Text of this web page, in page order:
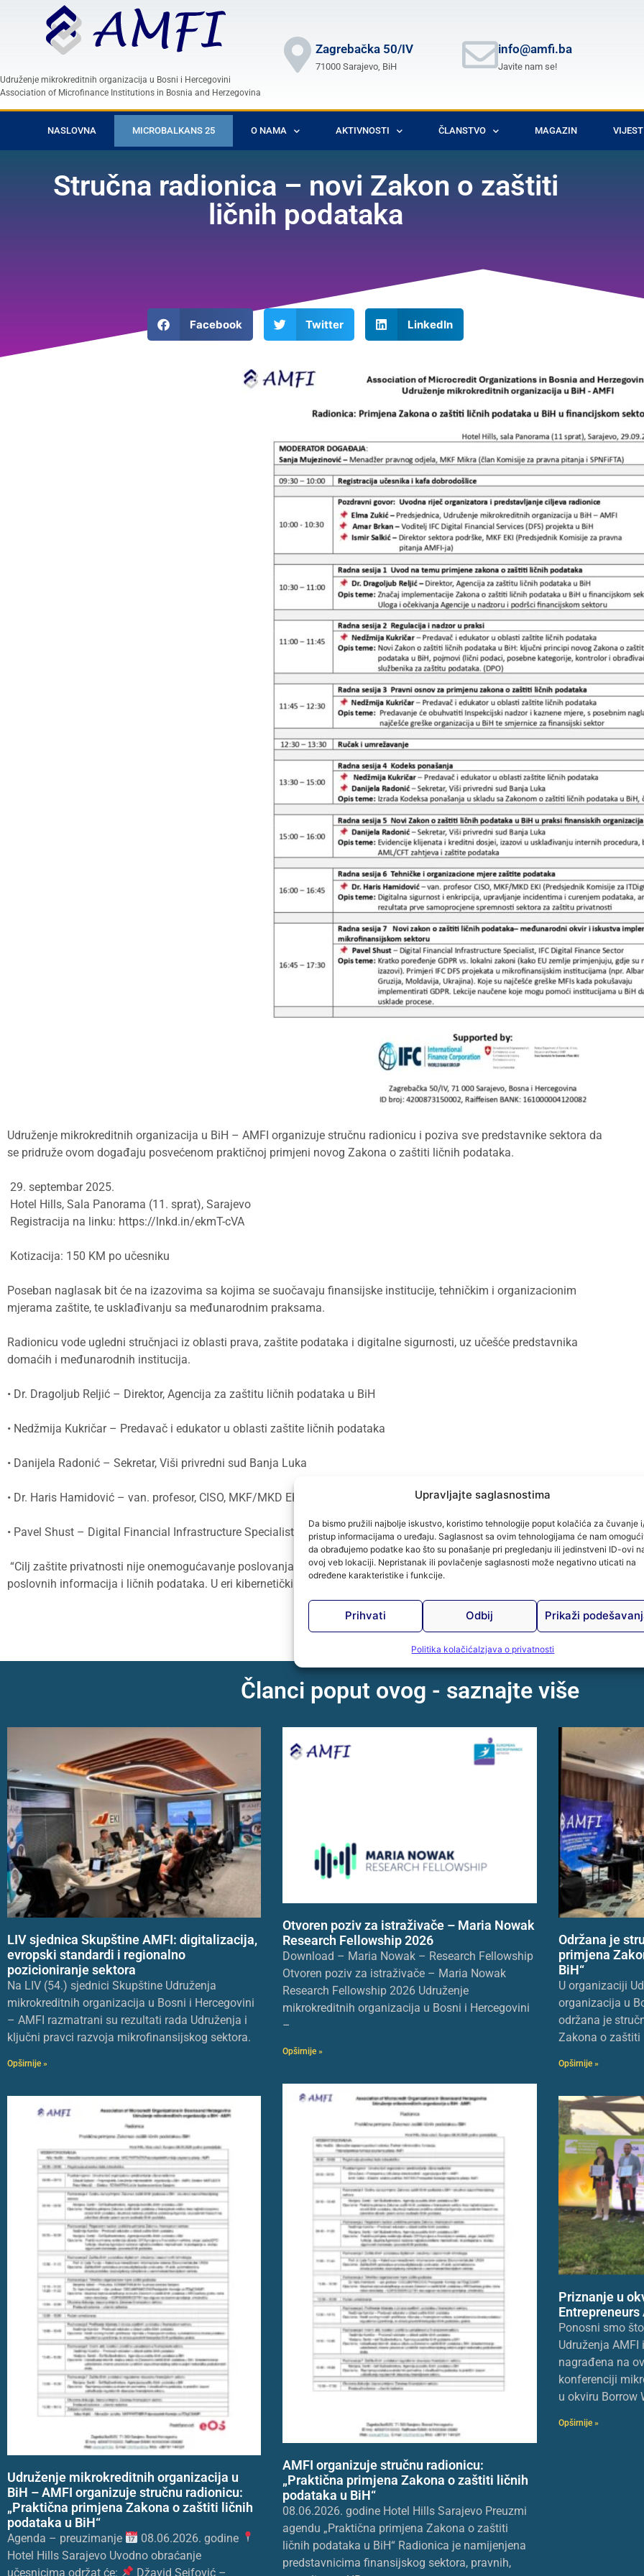
Upravljajte saglasnostima
Da bismo pružili najbolje iskustvo, koristimo tehnologije poput kolačića za čuvanje
pristup informacijama o uređaju. Saglasnost sa ovim tehnologijama će nam
da obrađujemo podatke kao što su ponašanje pri pregledanju ili jedinstveni ID-ovi
ovoj veb lokaciji. Nepristanak ili povlačenje saglasnosti može negativno uticati na
određene karakteristike i funkcije.
Prihvati Odbij Prikaži
Politika kolačićaIzjava o privatnosti
Udruženje mikrokreditnih organizacija u Bosni i Hercegovini
Association of Microfinance Institutions in Bosnia and Herzegovina
Zagrebačka 50/IV
71000 Sarajevo, BiH
info@amfi.ba
Javite nam se!
NASLOVNA MICROBALKANS 25 O NAMA AKTIVNOSTI ČLANSTVO MAGAZIN
Stručna radionica – novi Zakon o zaštiti
ličnih podataka
Facebook Twitter LinkedIn
Udruženje mikrokreditnih organizacija u BiH – AMFI organizuje stručnu radionicu i poziva sve predstavnike sektora da
se pridruže ovom događaju posvećenom praktičnoj primjeni novog Zakona o zaštiti ličnih podataka.
29. septembar 2025.
Hotel Hills, Sala Panorama (11. sprat), Sarajevo
Registracija na linku: https://lnkd.in/ekmT-cVA
Kotizacija: 150 KM po učesniku
Poseban naglasak bit će na izazovima sa kojima se suočavaju finansijske institucije, tehničkim i organizacionim
mjerama zaštite, te usklađivanju sa međunarodnim praksama.
Radionicu vode ugledni stručnjaci iz oblasti prava, zaštite podataka i digitalne sigurnosti, uz učešće predstavnika
domaćih i međunarodnih institucija.
• Dr. Dragoljub Reljić – Direktor, Agencija za zaštitu ličnih podataka u BiH
• Nedžmija Kukričar – Predavač i edukator u oblasti zaštite ličnih podataka
• Danijela Radonić – Sekretar, Viši privredni sud Banja Luka
• Dr. Haris Hamidović – van. profesor, CISO, MKF/MKD EKI (Predsjednik Komisije za ITDigCS AMFI-ja)
• Pavel Shust – Digital Financial Infrastructure Specialist, IFC Digital Finance Sector
“Cilj zaštite privatnosti nije onemogućavanje poslovanja, već omogućavanje poslovanja uz zaštitu osjetljivih
poslovnih informacija i ličnih podataka. U eri kibernetičkih napada mjere zaštite moraju biti suštinske, a ne formalne.”
Članci poput ovog - saznajte više
LIV sjednica Skupštine AMFI: digitalizacija,
evropski standardi i regionalno
pozicioniranje sektora
Na LIV (54.) sjednici Skupštine Udruženja
mikrokreditnih organizacija u Bosni i Hercegovini
– AMFI razmatrani su rezultati rada Udruženja i
ključni pravci razvoja mikrofinansijskog sektora.
Opširnije »
Otvoren poziv za istraživače – Maria Nowak
Research Fellowship 2026
Download – Maria Nowak – Research Fellowship
Otvoren poziv za istraživače – Maria Nowak
Research Fellowship 2026 Udruženje
mikrokreditnih organizacija u Bosni i Hercegovini
–
Opširnije »
Održana je
primjena
BiH“
U organizaciji
organizacija u
održana je
Zakona o zaštiti
Opširnije »
Udruženje mikrokreditnih organizacija u
BiH – AMFI organizuje stručnu radionicu:
„Praktična primjena Zakona o zaštiti ličnih
podataka u BiH“
Agenda – preuzimanje
08.06.2026. godine
Hotel Hills Sarajevo Uvodno obraćanje
učesnicima održat će:
Džavid Sejfović –
AMFI organizuje stručnu radionicu:
„Praktična primjena Zakona o zaštiti ličnih
podataka u BiH“
08.06.2026. godine Hotel Hills Sarajevo Preuzmi
agendu „Praktična primjena Zakona o zaštiti
ličnih podataka u BiH“ Radionica je namijenjena
predstavnicima finansijskog sektora, pravnih,
Priznanje u
Entrepreneurs
Ponosni smo
Udruženja
nagrađena na
konferenciji
u okviru Borrow
Opširnije »